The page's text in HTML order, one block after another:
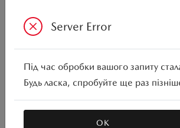
Щітки склоочисника Mazda
Ціна аксесуара
Server Error
Під час обробки вашого запиту
Будь ласка, спробуйте ще раз
ОК